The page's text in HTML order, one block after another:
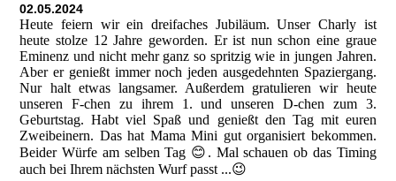
02.05.2024
Heute feiern wir ein dreifaches Jubiläum. Unser Charly ist
heute stolze 12 Jahre geworden. Er ist nun schon eine graue
Eminenz und nicht mehr ganz so spritzig wie in jungen Jahren.
Aber er genießt immer noch jeden ausgedehnten Spaziergang.
Nur halt etwas langsamer. Außerdem gratulieren wir heute
unseren F-chen zu ihrem 1. und unseren D-chen zum 3.
Geburtstag. Habt viel Spaß und genießt den Tag mit euren
Zweibeinern. Das hat Mama Mini gut organisiert bekommen.
Beider Würfe am selben Tag 😊. Mal schauen ob das Timing
auch bei Ihrem nächsten Wurf passt ...😉